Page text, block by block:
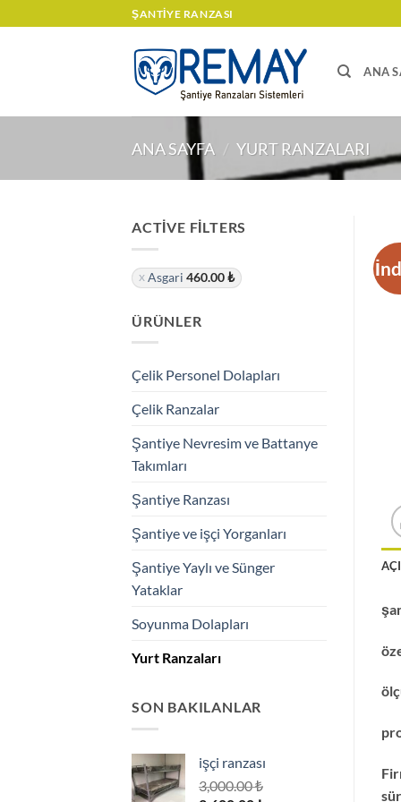
atla
ŞANTIYE RANZASI
ANA
ANA SAYFA / YURT RANZALARI
ACTIVE FILTERS
Asgari 460.00₺
ÜRÜNLER
Çelik Personel Dolapları
Çelik Ranzalar
Şantiye Nevresim ve Battanye
Takımları
Şantiye Ranzası
Şantiye ve işçi Yorganları
Şantiye Yaylı ve Sünger
Yataklar
Soyunma Dolapları
Yurt Ranzaları
SON BAKILANLAR
işçi ranzası
3,000.00₺